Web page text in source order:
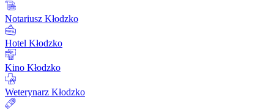
Notariusz Kłodzko
Hotel Kłodzko
Kino Kłodzko
Weterynarz Kłodzko